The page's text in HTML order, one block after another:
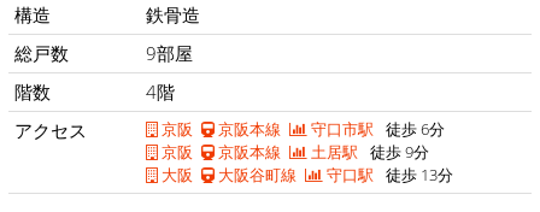
構造
鉄骨造
総戸数
9部屋
階数
4階
アクセス
京阪 京阪本線 守口市駅 徒歩 6分
京阪
京阪本線 土居駅 徒歩 9分
大阪
大阪谷町線 守口駅 徒歩 13分